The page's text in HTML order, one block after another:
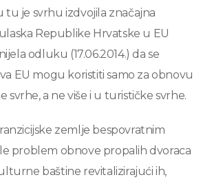
tu je svrhu izdvojila značajna
Republike Hrvatske u EU
odluku (17.06.2014.) da se
EU mogu koristiti samo za obnovu
a ne više i u turističke svrhe.
zemlje bespovratnim
problem obnove propalih dvoraca
baštine revitalizirajući ih,